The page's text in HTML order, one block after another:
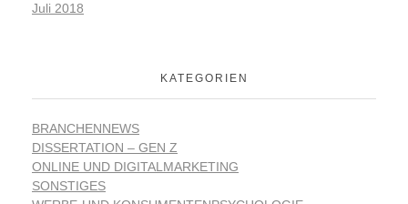
Juli 2018
KATEGORIEN
BRANCHENNEWS
DISSERTATION – GEN Z
ONLINE UND DIGITALMARKETING
SONSTIGES